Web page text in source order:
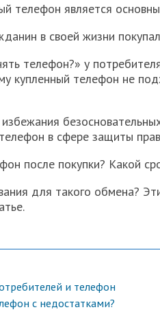
телефон является
в своей жизни
телефон?» у
купленный телефон не
в сфере защиты
после покупки? Какой
для такого обмена?
и телефон
с недостатками?